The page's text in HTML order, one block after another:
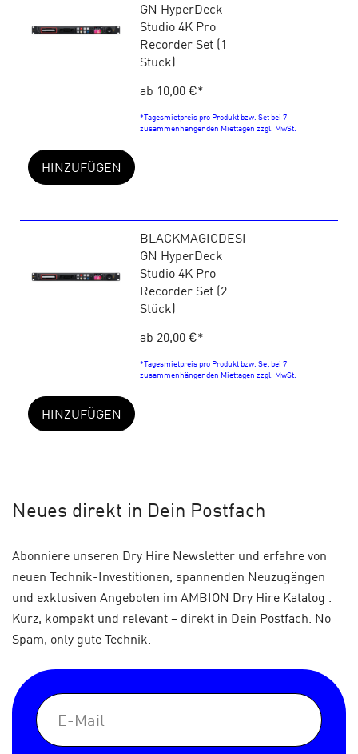
GN HyperDeck
Studio 4K Pro
Recorder Set (1
Stück)
ab 10,00 €*
*Tagesmietpreis pro Produkt bzw. Set bei 7
zusammenhängenden Miettagen zzgl. MwSt.
HINZUFÜGEN
BLACKMAGICDESI
GN HyperDeck
Studio 4K Pro
Recorder Set (2
Stück)
ab 20,00 €*
*Tagesmietpreis pro Produkt bzw. Set bei 7
zusammenhängenden Miettagen zzgl. MwSt.
HINZUFÜGEN
Neues direkt in Dein Postfach
Abonniere unseren Dry Hire Newsletter und erfahre von
neuen Technik-Investitionen, spannenden Neuzugängen
und exklusiven Angeboten im AMBION Dry Hire Katalog .
Kurz, kompakt und relevant – direkt in Dein Postfach. No
Spam, only gute Technik.